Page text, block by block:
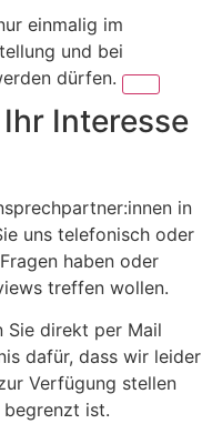
einmalig im
und bei
dürfen.
Interesse
in
uns telefonisch oder
haben oder
treffen wollen.
Sie direkt per Mail
dafür, dass wir leider
Verfügung stellen
begrenzt ist.